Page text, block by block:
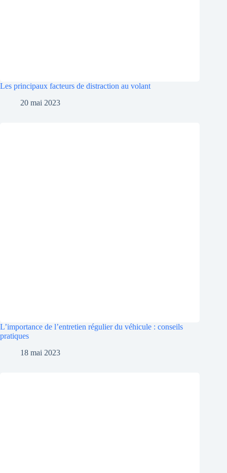
Les principaux facteurs de distraction au volant
20 mai 2023
L’importance de l’entretien régulier du véhicule : conseils
pratiques
18 mai 2023